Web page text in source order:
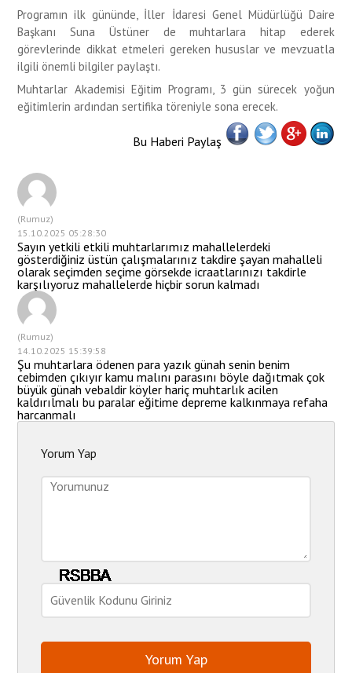
Programın ilk gününde, İller İdaresi Genel Müdürlüğü Daire
Başkanı Suna Üstüner de muhtarlara hitap ederek
görevlerinde dikkat etmeleri gereken hususlar ve mevzuatla
ilgili önemli bilgiler paylaştı.
Muhtarlar Akademisi Eğitim Programı, 3 gün sürecek yoğun
eğitimlerin ardından sertifika töreniyle sona erecek.
Bu Haberi Paylaş
(Rumuz)
15.10.2025 05:28:30
Sayın yetkili etkili muhtarlarımız mahallelerdeki
gösterdiğiniz üstün çalışmalarınız takdire şayan mahalleli
olarak seçimden seçime görsekde icraatlarınızı takdirle
karşılıyoruz mahallelerde hiçbir sorun kalmadı
(Rumuz)
14.10.2025 15:39:58
Şu muhtarlara ödenen para yazık günah senin benim
cebimden çıkıyır kamu malını parasını böyle dağıtmak çok
büyük günah vebaldir köyler hariç muhtarlık acilen
kaldırılmalı bu paralar eğitime depreme kalkınmaya refaha
harcanmalı
Yorum Yap